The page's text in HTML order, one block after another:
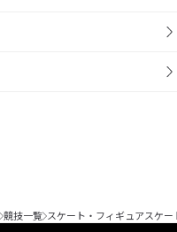
競技一覧 スケート・フィギュアスケー